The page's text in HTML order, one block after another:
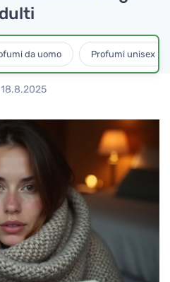
da uomo Profumi unisex
18.8.2025